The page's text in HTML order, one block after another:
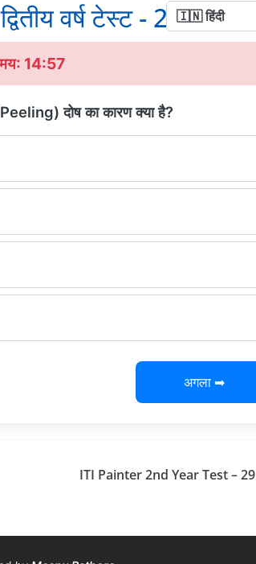
वर्ष टेस्ट - 28
14:56
दोष का कारण क्या है?
अगला ➡
ITI Painter 2nd Year Test – 29